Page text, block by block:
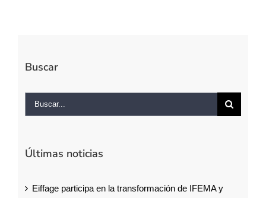
Buscar
Buscar:
Últimas noticias
Eiffage participa en la transformación de IFEMA y